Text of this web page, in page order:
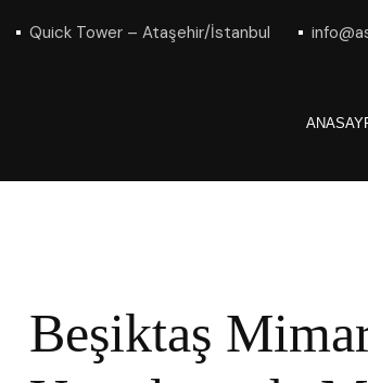
Quick Tower – Ataşehir/İstanbul
Beşiktaş